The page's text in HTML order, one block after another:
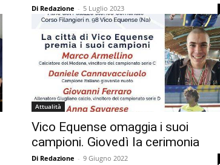
Di Redazione - 5 Luglio 2023
Attualità
Vico Equense omaggia i suoi
campioni. Giovedì la cerimonia
Di Redazione - 9 Giugno 2022